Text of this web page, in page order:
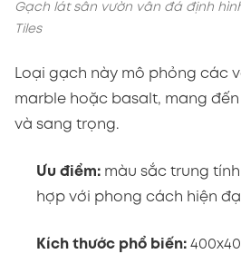
Gạch lát sân vườn vân đá định
Tiles
Loại gạch này mô phỏng các
marble hoặc basalt, mang
và sang trọng.
Ưu điểm: màu sắc trung
hợp với phong cách hiện
Kích thước phổ biến: